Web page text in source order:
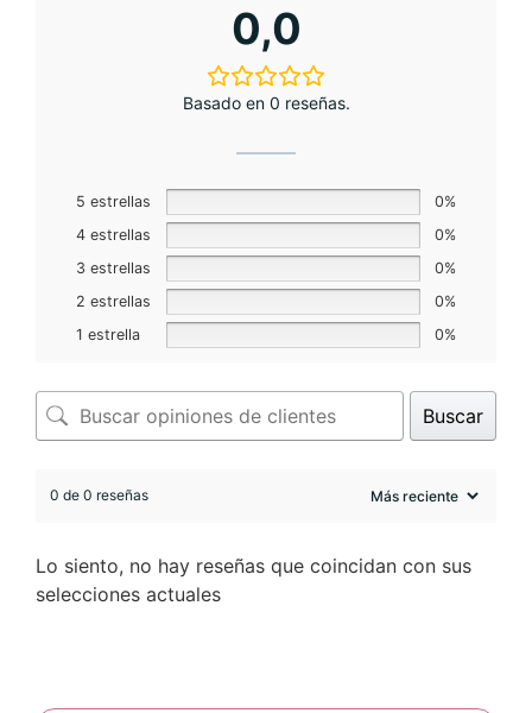
0,0
Basado en 0 reseñas.
5 estrellas
0%
4 estrellas
0%
3 estrellas
0%
2 estrellas
0%
1 estrella
0%
Buscar
0 de 0 reseñas
Lo siento, no hay reseñas que coincidan con sus
selecciones actuales